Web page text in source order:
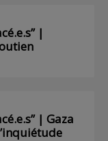
|
| Gaza